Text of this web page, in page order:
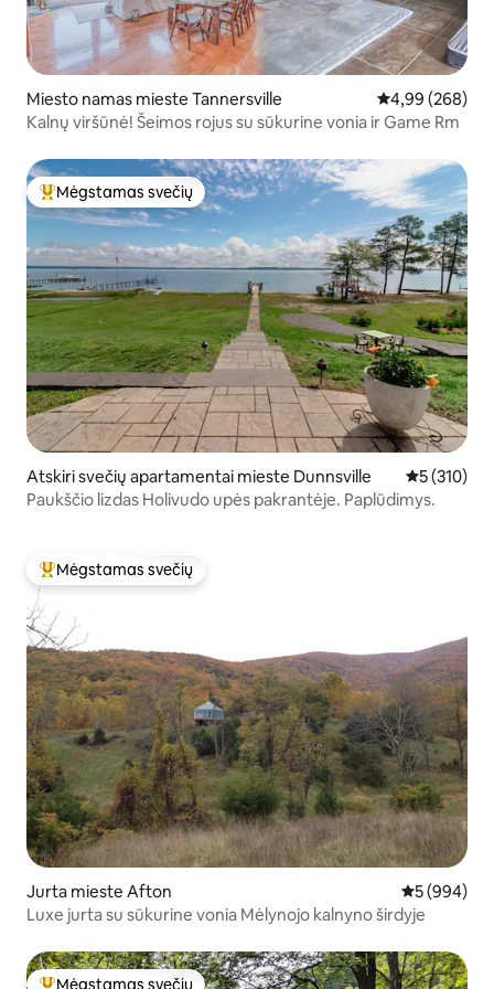
Miesto namas mieste Tannersville Vidutinis
4,99 (268)
Kalnų viršūnė! Šeimos rojus su sūkurine vonia ir Game Rm
Svečių mėgstamiausias
Mėgstamas svečių
Atskiri svečių apartamentai mieste Dunnsville Vidutinis
5 (310)
Paukščio lizdas Holivudo upės pakrantėje. Paplūdimys.
Svečių mėgstamiausias
Mėgstamas svečių
Jurta mieste Afton Vidutinis
5 (994)
Luxe jurta su sūkurine vonia Mėlynojo kalnyno širdyje
Mėgstamas svečių